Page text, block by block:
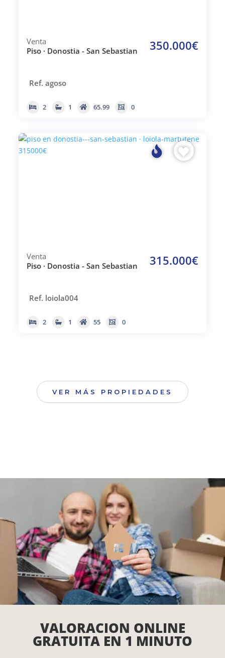
Venta
Piso · Donostia - San Sebastian
350.000€
Ref. agoso
2 1 65.99 0
Venta
Piso · Donostia - San Sebastian
315.000€
Ref. loiola004
2 1 55 0
VER MÁS PROPIEDADES
VALORACION ONLINE
GRATUITA EN 1 MINUTO